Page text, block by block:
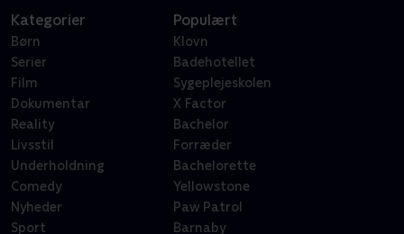
Kategorier
Børn
Serier
Film
Dokumentar
Reality
Livsstil
Underholdning
Comedy
Nyheder
Sport
Populært
Klovn
Badehotellet
Sygeplejeskolen
X Factor
Bachelor
Forræder
Bachelorette
Yellowstone
Paw Patrol
Barnaby